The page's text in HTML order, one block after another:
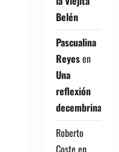
Belén
Pascualina
Reyesen
Una
reflexión
decembrina
Roberto
Coste en